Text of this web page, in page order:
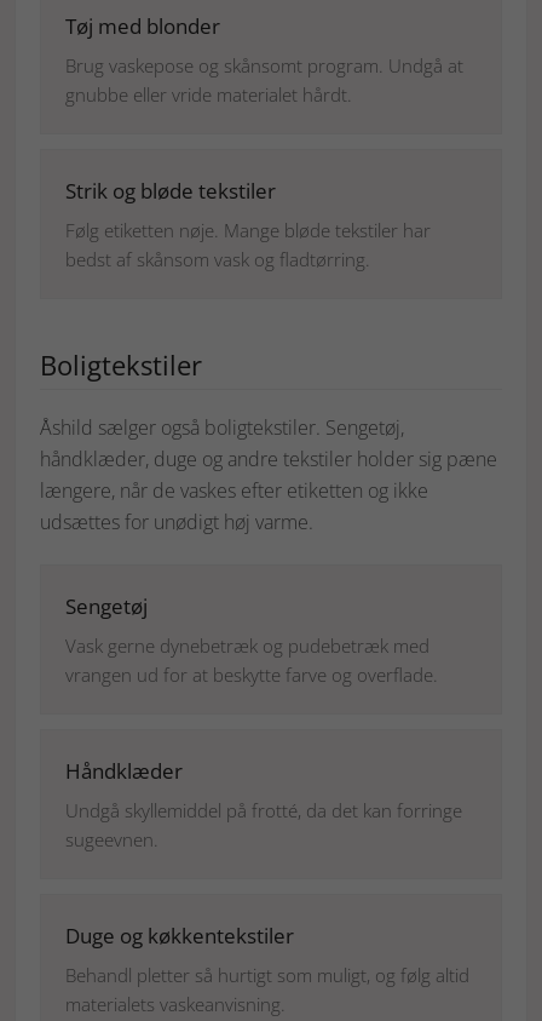
Tøj med blonder
Brug vaskepose og skånsomt program. Undgå at
gnubbe eller vride materialet hårdt.
Strik og bløde tekstiler
Følg etiketten nøje. Mange bløde tekstiler har
bedst af skånsom vask og fladtørring.
Boligtekstiler
Åshild sælger også boligtekstiler. Sengetøj,
håndklæder, duge og andre tekstiler holder sig pæne
længere, når de vaskes efter etiketten og ikke
udsættes for unødigt høj varme.
Sengetøj
Vask gerne dynebetræk og pudebetræk med
vrangen ud for at beskytte farve og overflade.
Håndklæder
Undgå skyllemiddel på frotté, da det kan forringe
sugeevnen.
Duge og køkkentekstiler
Behandl pletter så hurtigt som muligt, og følg altid
materialets vaskeanvisning.